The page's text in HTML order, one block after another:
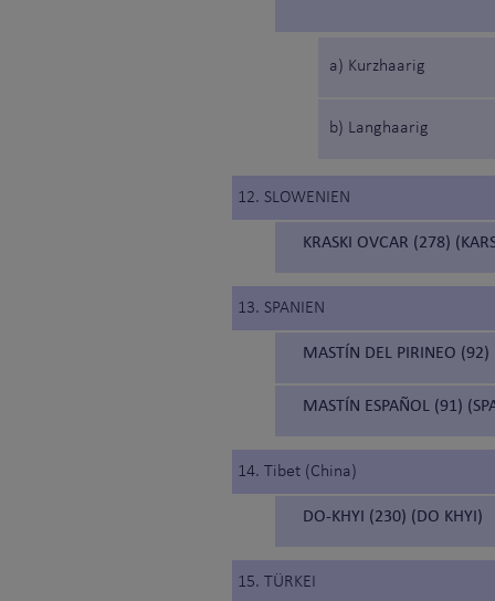
a) Kurzhaarig
b) Langhaarig
12. SLOWENIEN
KRASKI OVCAR (278)
13. SPANIEN
MASTÍN DEL PIRINEO (92)
MASTÍN ESPAÑOL (91)
14. Tibet (China)
DO-KHYI (230) (DO KHYI)
15. TÜRKEI